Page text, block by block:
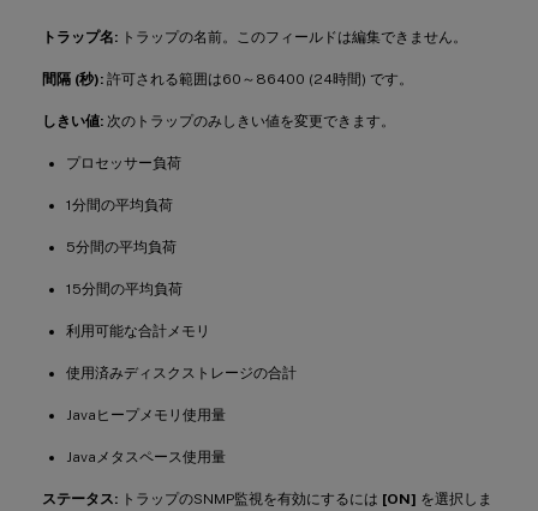
トラップ名: トラップの名前。このフィールドは編集できません。
間隔 (秒): 許可される範囲は60～86400 (24時間) です。
しきい値: 次のトラップのみしきい値を変更できます。
プロセッサー負荷
1分間の平均負荷
5分間の平均負荷
15分間の平均負荷
利用可能な合計メモリ
使用済みディスクストレージの合計
Javaヒープメモリ使用量
Javaメタスペース使用量
ステータス: トラップのSNMP監視を有効にするには [ON] を選択しま